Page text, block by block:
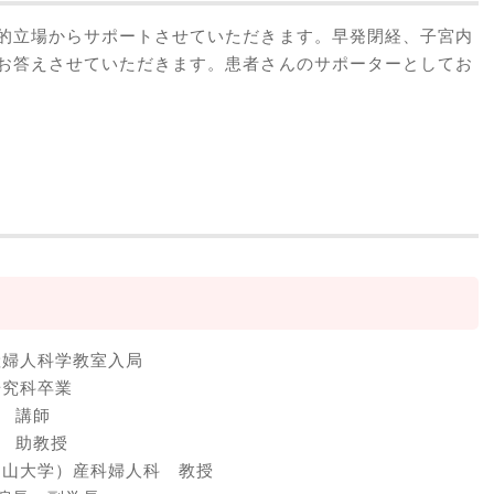
立場からサポートさせていただきます。早発閉経、子宮内
答えさせていただきます。患者さんのサポーターとしてお
人科学教室入局
科卒業
講師
助教授
山大学）産科婦人科 教授